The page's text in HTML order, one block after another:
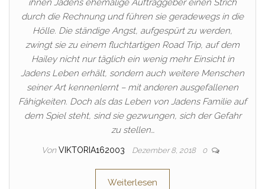
ihnen Jadens ehemalige Auftraggeber einen Strich
durch die Rechnung und führen sie geradewegs in die
Hölle. Die ständige Angst, aufgespürt zu werden,
zwingt sie zu einem fluchtartigen Road Trip, auf dem
Hailey nicht nur täglich ein wenig mehr Einsicht in
Jadens Leben erhält, sondern auch weitere Menschen
seiner Art kennenlernt – mit anderen ausgefallenen
Fähigkeiten. Doch als das Leben von Jadens Familie auf
dem Spiel steht, sind sie gezwungen, sich der Gefahr
zu stellen…
Von VIKTORIA162003 Dezember 8, 2018 0
Weiterlesen